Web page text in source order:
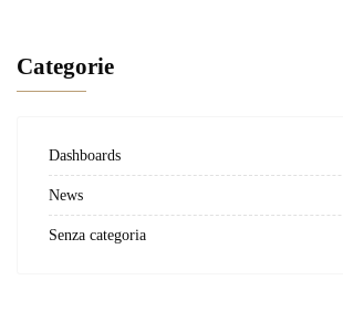
Categorie
Dashboards
News
Senza categoria